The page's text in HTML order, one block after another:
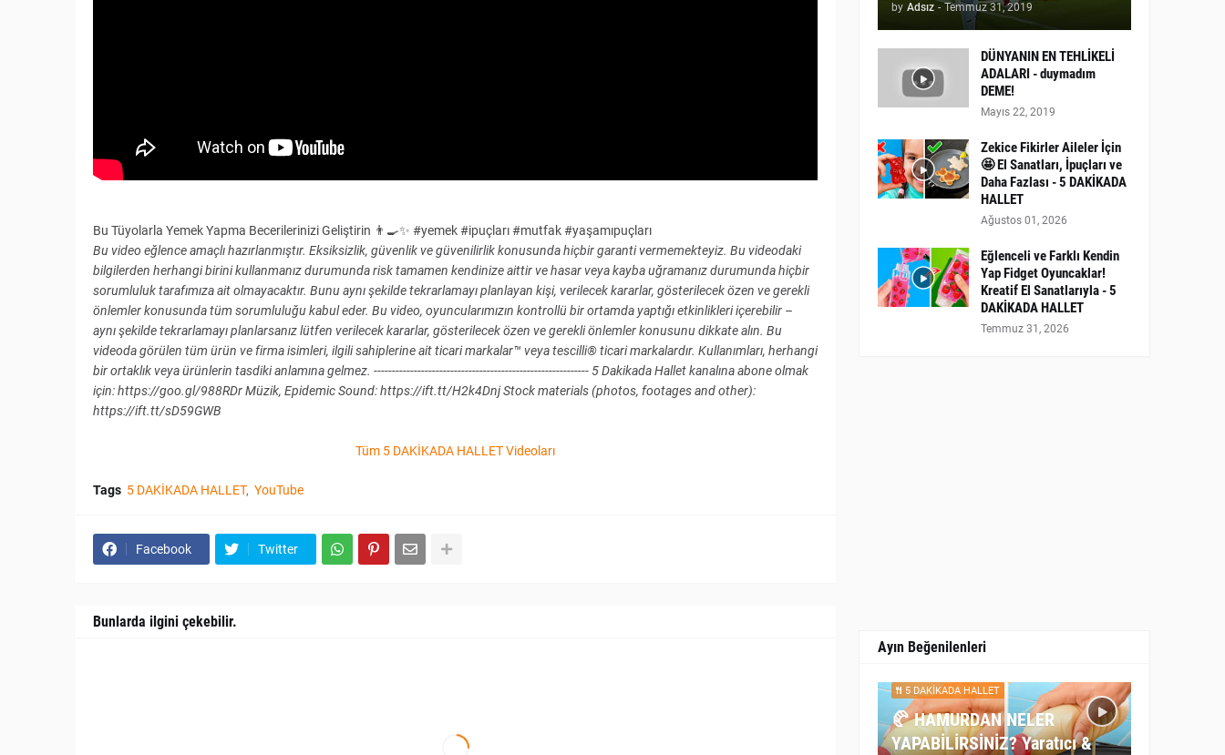
Bu Tüyolarla Yemek Yapma Becerilerinizi Geliştirin 👨‍🍳✨ #yemek #ipuçları #mutfak #yaşamıpuçları
Bu video eğlence amaçlı hazırlanmıştır. Eksiksizlik, güvenlik ve güvenilirlik konusunda hiçbir garanti vermemekteyiz. Bu videodaki
bilgilerden herhangi birini kullanmanız durumunda risk tamamen kendinize aittir ve hasar veya kayba uğramanız durumunda hiçbir
sorumluluk tarafımıza ait olmayacaktır. Bunu aynı şekilde tekrarlamayı planlayan kişi, verilecek kararlar, gösterilecek özen ve gerekli
önlemler konusunda tüm sorumluluğu kabul eder. Bu video, oyuncularımızın kontrollü bir ortamda yaptığı etkinlikleri içerebilir –
aynı şekilde tekrarlamayı planlarsanız lütfen verilecek kararlar, gösterilecek özen ve gerekli önlemler konusunu dikkate alın. Bu
videoda görülen tüm ürün ve firma isimleri, ilgili sahiplerine ait ticari markalar™ veya tescilli® ticari markalardır. Kullanımları, herhangi
bir ortaklık veya ürünlerin tasdiki anlamına gelmez. ----------------------------------------------------------- 5 Dakikada Hallet kanalına abone olmak
için: https://goo.gl/988RDr Müzik, Epidemic Sound: https://ift.tt/H2k4Dnj Stock materials (photos, footages and other):
https://ift.tt/sD59GWB
Tüm 5 DAKİKADA HALLET Videoları
Tags 5 DAKİKADA HALLET YouTube
Facebook Twitter
Bunlarda ilgini çekebilir.
by Adsız - Temmuz 31, 2019
DÜNYANIN EN TEHLİKELİ
ADALARI - duymadım
DEME!
Mayıs 22, 2019
Zekice Fikirler Aileler İçin
🤩 El Sanatları, İpuçları ve
Daha Fazlası - 5 DAKİKADA
HALLET
Ağustos 01, 2026
Eğlenceli ve Farklı Kendin
Yap Fidget Oyuncaklar!
Kreatif El Sanatlarıyla - 5
DAKİKADA HALLET
Temmuz 31, 2026
Ayın Beğenilenleri
5 DAKİKADA HALLET
🥐 HAMURDAN NELER
YAPABİLİRSİNİZ? Yaratıcı &